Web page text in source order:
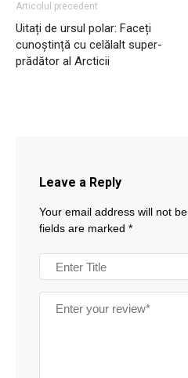
Articolul precedent
Uitați de ursul polar: Faceți
cunoștință cu celălalt super-
prădător al Arcticii
Leave a Reply
Your email address will not be
fields are marked *